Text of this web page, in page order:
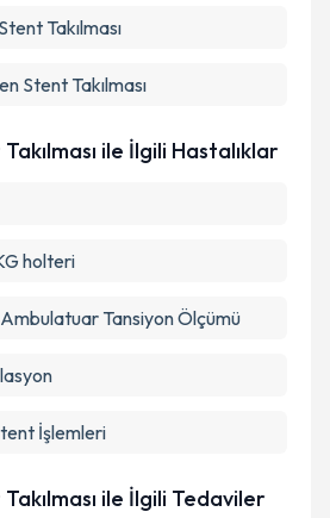
işlenmesine ilişkin
kabul ediyorum.
Talebini Gönder
Takılması
Stent Takılması
ile İlgili Hastalıklar
holteri
Tansiyon Ölçümü
İşlemleri
ile İlgili Tedaviler